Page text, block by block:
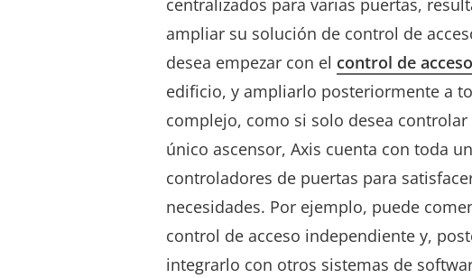
centralizados para varias puertas,
ampliar su solución de control de
desea empezar con el control de acceso
edificio, y ampliarlo posteriormente a
complejo, como si solo desea controlar
único ascensor, Axis cuenta con toda
controladores de puertas para
necesidades. Por ejemplo, puede
control de acceso independiente y,
integrarlo con otros sistemas de